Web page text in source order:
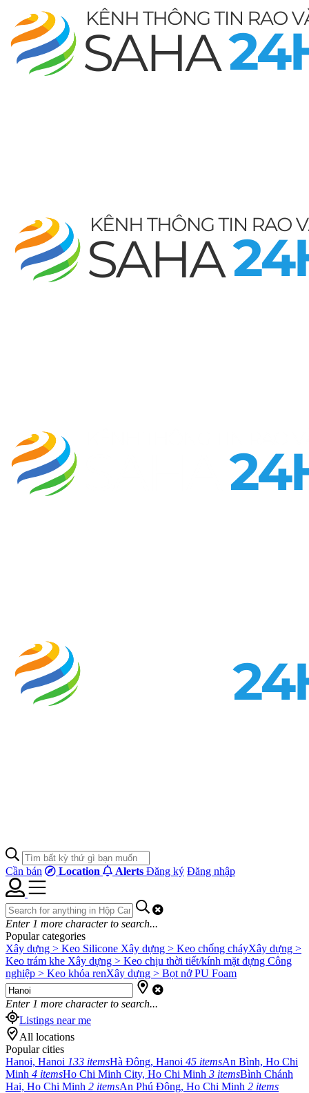
Cần bán Location Alerts Đăng ký Đăng nhập
Enter 1 more character to search...
Popular categories
Xây dựng > Keo Silicone Xây dựng > Keo chống cháyXây dựng >
Keo trám khe Xây dựng > Keo chịu thời tiết/kính mặt đựng Công
nghiệp > Keo khóa renXây dựng > Bọt nở PU Foam
Enter 1 more character to search...
Listings near me
All locations
Popular cities
Hanoi, Hanoi 133 itemsHà Đông, Hanoi 45 itemsAn Bình, Ho Chi
Minh 4 itemsHo Chi Minh City, Ho Chi Minh 3 itemsBình Chánh
Hai, Ho Chi Minh 2 itemsAn Phú Đông, Ho Chi Minh 2 items